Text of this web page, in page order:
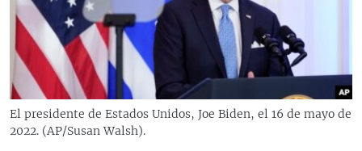
RADIO MARTÍ
ESPECIALES
ESPECIALES
LA REALIDAD DE LA VIVIENDA EN CUBA
SER VIEJO EN CUBA
MULTIMEDIA
EDITORIALES
El presidente de Estados Unidos, Joe Biden, el 16 de mayo de
2022. (AP/Susan Walsh).